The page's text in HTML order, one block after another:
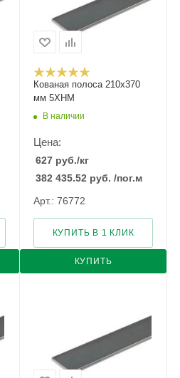
Кованая полоса 210x370
мм 5ХНМ
В наличии
Цена:
627 руб./кг
382 435.52 руб. /пог.м
Арт.: 76772
КУПИТЬ
КУПИТЬ В 1 КЛИК